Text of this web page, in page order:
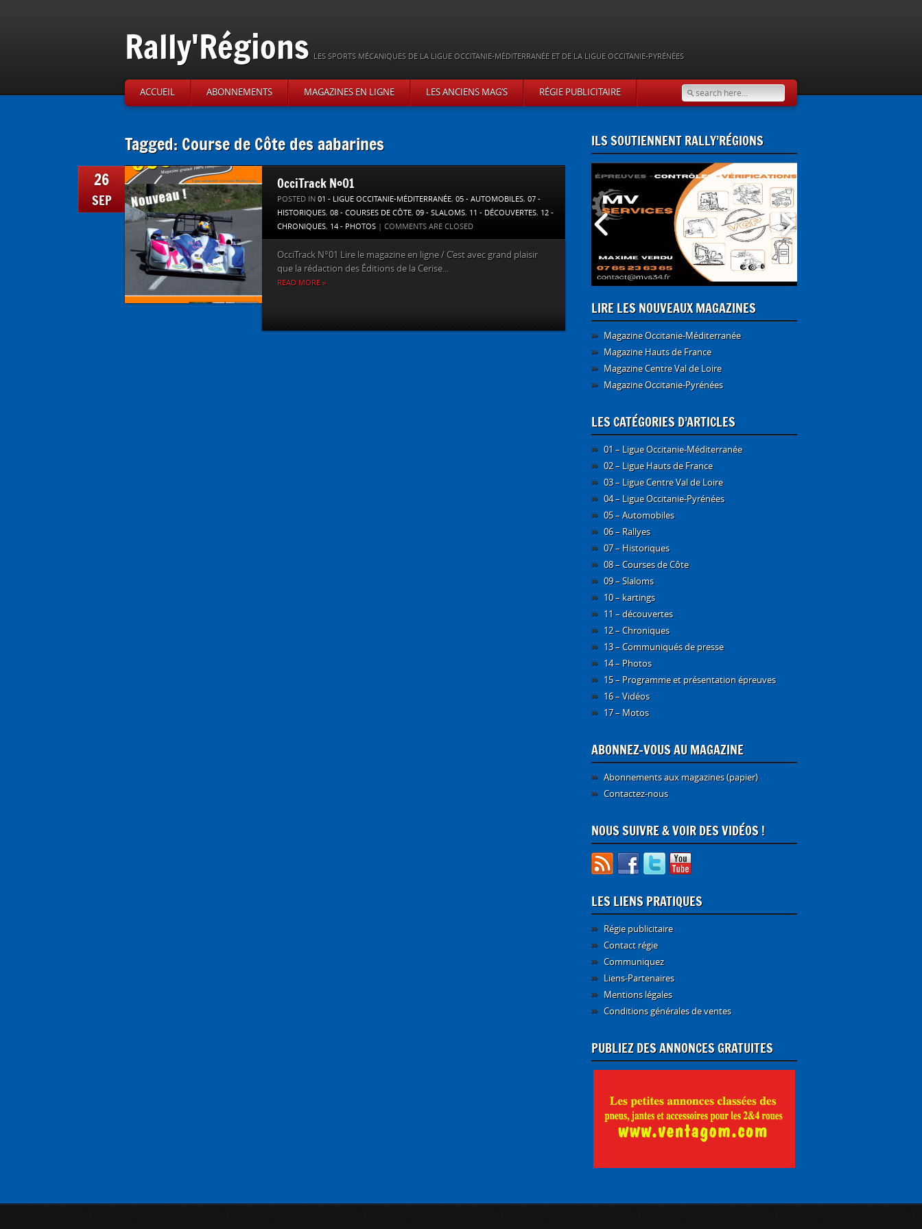
Rally'Régions LES SPORTS MÉCANIQUES DE LA LIGUE OCCITANIE-MÉDITERRANÉE ET DE LA LIGUE OCCITANIE-PYRÉNÉES
ACCUEIL ABONNEMENTS MAGAZINES EN LIGNE LES ANCIENS MAG’S RÉGIE PUBLICITAIRE
Tagged: Course de Côte des aabarines
26
SEP
OcciTrack N°01
POSTED IN 01 - LIGUE OCCITANIE-MÉDITERRANÉE, 05 - AUTOMOBILES, 07 -
HISTORIQUES, 08 - COURSES DE CÔTE, 09 - SLALOMS, 11 - DÉCOUVERTES, 12 -
CHRONIQUES, 14 - PHOTOS | COMMENTS ARE CLOSED
OcciTrack N°01 Lire le magazine en ligne / C’est avec grand plaisir
que la rédaction des Éditions de la Cerise...
READ MORE »
ILS SOUTIENNENT RALLY’RÉGIONS
LIRE LES NOUVEAUX MAGAZINES
Magazine Occitanie-Méditerranée
Magazine Hauts de France
Magazine Centre Val de Loire
Magazine Occitanie-Pyrénées
LES CATÉGORIES D’ARTICLES
01 – Ligue Occitanie-Méditerranée
02 – Ligue Hauts de France
03 – Ligue Centre Val de Loire
04 – Ligue Occitanie-Pyrénées
05 – Automobiles
06 – Rallyes
07 – Historiques
08 – Courses de Côte
09 – Slaloms
10 – kartings
11 – découvertes
12 – Chroniques
13 – Communiqués de presse
14 – Photos
15 – Programme et présentation épreuves
16 – Vidéos
17 – Motos
ABONNEZ-VOUS AU MAGAZINE
Abonnements aux magazines (papier)
Contactez-nous
NOUS SUIVRE & VOIR DES VIDÉOS !
LES LIENS PRATIQUES
Régie publicitaire
Contact régie
Communiquez
Liens-Partenaires
Mentions légales
Conditions générales de ventes
PUBLIEZ DES ANNONCES GRATUITES